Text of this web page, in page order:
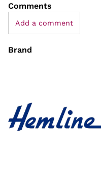
Comments
Add a comment
Brand